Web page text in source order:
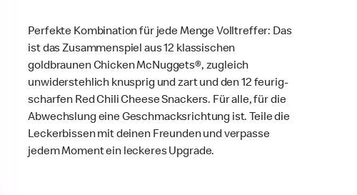
Perfekte Kombination für jede Menge Volltreffer: Das
ist das Zusammenspiel aus 12 klassischen
goldbraunen Chicken McNuggets®, zugleich
unwiderstehlich knusprig und zart und den 12 feurig-
scharfen Red Chili Cheese Snackers. Für alle, für die
Abwechslung eine Geschmacksrichtung ist. Teile die
Leckerbissen mit deinen Freunden und verpasse
jedem Moment ein leckeres Upgrade.